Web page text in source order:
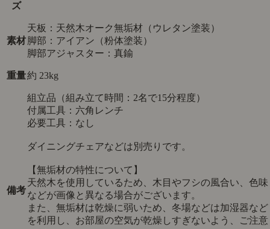
ズ
素材
天板：天然木オーク無垢材（ウレタン塗装）
脚部：アイアン（粉体塗装）
脚部アジャスター：真鍮
重量約 23kg
備考
組立品（組み立て時間：2名で15分程度）
付属工具：六角レンチ
必要工具：なし
ダイニングチェアなどは別売りです。
【無垢材の特性について】
天然木を使用しているため、木目やフシの風合い、色味
などが画像と異なる場合がございます。
また、無垢材は乾燥に弱いため、冬場などは加湿器など
を利用し、お部屋の空気が乾燥しすぎないよう、ご注意